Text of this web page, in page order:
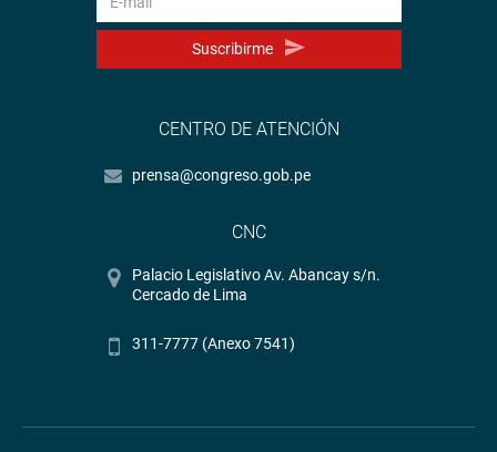
Suscribirme
CENTRO DE ATENCIÓN
prensa@congreso.gob.pe
CNC
Palacio Legislativo Av. Abancay s/n.
Cercado de Lima
311-7777 (Anexo 7541)